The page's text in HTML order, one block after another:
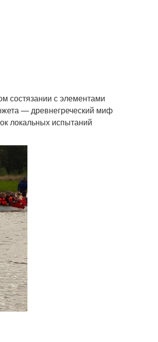
состязании с элементами
— древнегреческий миф
локальных испытаний